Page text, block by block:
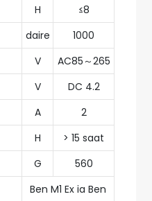
H
≤8
daire
1000
V
AC85～265
V
DC 4.2
A
2
H
> 15 saat
G
560
Ben M1 Ex ia Ben